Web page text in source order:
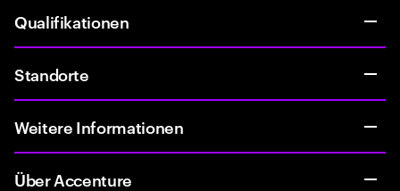
Qualifikationen
Standorte
Weitere Informationen
Über Accenture